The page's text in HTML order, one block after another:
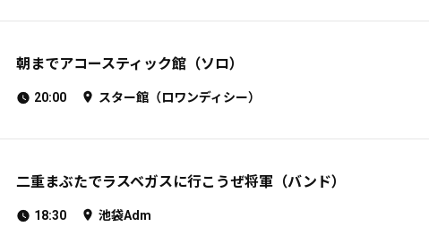
朝までアコースティック館（ソロ）
20:00 スター館（ロワンディシー）
二重まぶたでラスベガスに行こうぜ将軍（バンド）
18:30 池袋Adm